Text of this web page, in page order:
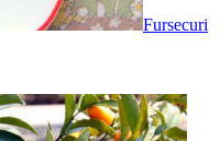
Fursecuri